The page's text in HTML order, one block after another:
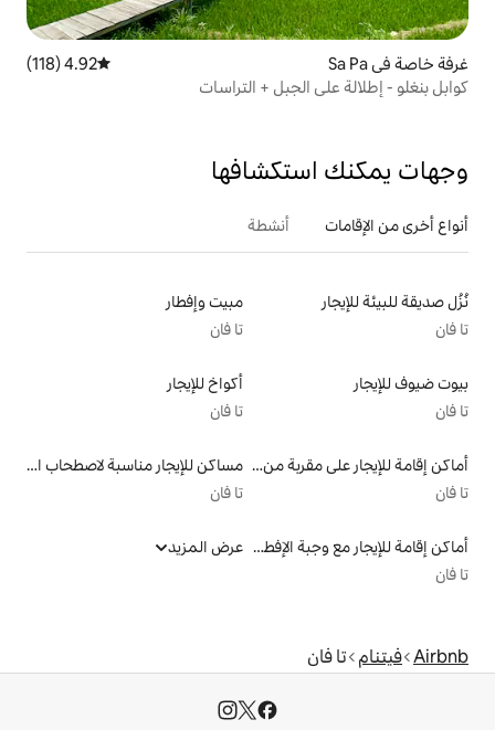
+ التراسات
أنشطة
مبيت وإفطار
تا فان
أكواخ للإيجار
تا فان
أماكن إقامة للإيجار على مقربة من البحيرة
مساكن للإيجار مناسبة لاصطحاب الحيوانات الأليفة
تا فان
أماكن إقامة للإيجار مع وجبة الإفطار عرض المزيد